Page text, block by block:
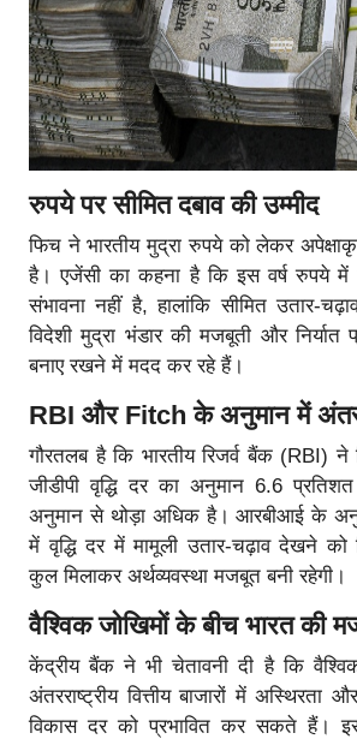
रुपये पर सीमित दबाव की उम्मीद
फिच ने भारतीय मुद्रा रुपये को लेकर
है। एजेंसी का कहना है कि इस वर्ष रुपये में
संभावना नहीं है, हालांकि सीमित उतार-
विदेशी मुद्रा भंडार की मजबूती और निर्यात
बनाए रखने में मदद कर रहे हैं।
RBI और Fitch के अनुमान में
गौरतलब है कि भारतीय रिजर्व बैंक (RBI) ने
जीडीपी वृद्धि दर का अनुमान 6.6
अनुमान से थोड़ा अधिक है। आरबीआई के
में वृद्धि दर में मामूली उतार-चढ़ाव देखने
कुल मिलाकर अर्थव्यवस्था मजबूत बनी रहेगी।
वैश्विक जोखिमों के बीच भारत की
केंद्रीय बैंक ने भी चेतावनी दी है कि
अंतरराष्ट्रीय वित्तीय बाजारों में
विकास दर को प्रभावित कर सकते हैं।